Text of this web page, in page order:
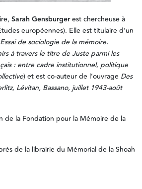
Sarah Gensburgerest chercheuse à
européennes). Elle est titulaire d’un
Essai de sociologie de la mémoire.
à travers le titre de Juste parmi les
: entre cadre institutionnel, politique
) et est co-auteur de l’ouvrage Des
Lévitan, Bassano, juillet 1943-août
de la Fondation pour la Mémoire de la
de la librairie du Mémorial de la Shoah